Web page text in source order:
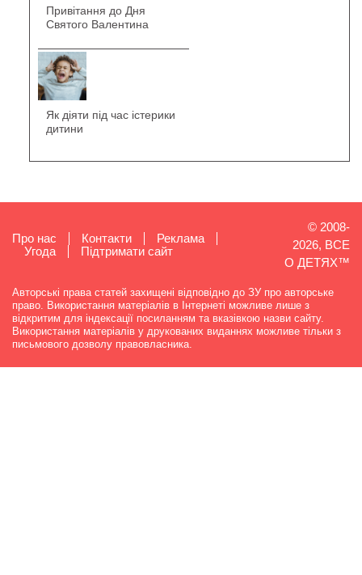
Привітання до Дня
Святого Валентина
Як діяти під час істерики
дитини
Про нас Контакти
Реклама
Угода
Підтримати сайт
© 2008-
2026, ВСЕ
О ДЕТЯХ™
Авторські права статей захищені відповідно до ЗУ про авторське
право. Використання матеріалів в Інтернеті можливе лише з
відкритим для індексації посиланням та вказівкою назви сайту.
Використання матеріалів у друкованих виданнях можливе тільки з
письмового дозволу правовласника.